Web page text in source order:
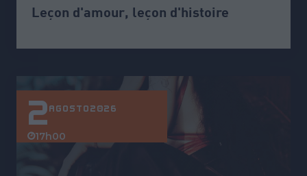
Leçon d'amour, leçon d'histoire
2 AGOSTO 2026
17h00